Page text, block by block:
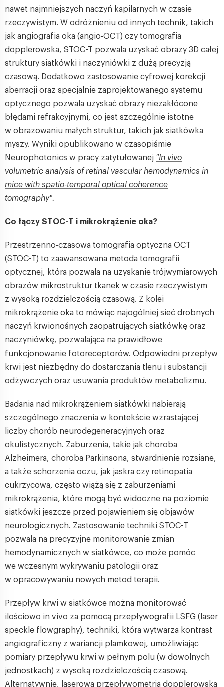
nawet najmniejszych naczyń kapilarnych w czasie
rzeczywistym. W odróżnieniu od innych technik, takich
jak angiografia oka (angio-OCT) czy tomografia
dopplerowska, STOC-T pozwala uzyskać obrazy 3D całej
struktury siatkówki i naczyniówki z dużą precyzją
czasową. Dodatkowo zastosowanie cyfrowej korekcji
aberracji oraz specjalnie zaprojektowanego systemu
optycznego pozwala uzyskać obrazy niezakłócone
błędami refrakcyjnymi, co jest szczególnie istotne
w obrazowaniu małych struktur, takich jak siatkówka
myszy. Wyniki opublikowano w czasopiśmie
Neurophotonics w pracy zatytułowanej "In vivo
volumetric analysis of retinal vascular hemodynamics in
mice with spatio-temporal optical coherence
tomography".
Co łączy STOC-T i mikrokrążenie oka?
Przestrzenno-czasowa tomografia optyczna OCT
(STOC-T) to zaawansowana metoda tomografii
optycznej, która pozwala na uzyskanie trójwymiarowych
obrazów mikrostruktur tkanek w czasie rzeczywistym
z wysoką rozdzielczością czasową. Z kolei
mikrokrążenie oka to mówiąc najogólniej sieć drobnych
naczyń krwionośnych zaopatrujących siatkówkę oraz
naczyniówkę, pozwalająca na prawidłowe
funkcjonowanie fotoreceptorów. Odpowiedni przepływ
krwi jest niezbędny do dostarczania tlenu i substancji
odżywczych oraz usuwania produktów metabolizmu.
Badania nad mikrokrążeniem siatkówki nabierają
szczególnego znaczenia w kontekście wzrastającej
liczby chorób neurodegeneracyjnych oraz
okulistycznych. Zaburzenia, takie jak choroba
Alzheimera, choroba Parkinsona, stwardnienie rozsiane,
a także schorzenia oczu, jak jaskra czy retinopatia
cukrzycowa, często wiążą się z zaburzeniami
mikrokrążenia, które mogą być widoczne na poziomie
siatkówki jeszcze przed pojawieniem się objawów
neurologicznych. Zastosowanie techniki STOC-T
pozwala na precyzyjne monitorowanie zmian
hemodynamicznych w siatkówce, co może pomóc
we wczesnym wykrywaniu patologii oraz
w opracowywaniu nowych metod terapii.
Przepływ krwi w siatkówce można monitorować
ilościowo in vivo za pomocą przepływografii LSFG (laser
speckle flowgraphy), techniki, która wytwarza kontrast
angiograficzny z wariancji plamkowej, umożliwiając
pomiary przepływu krwi w pełnym polu (w dowolnych
jednostkach) z wysoką rozdzielczością czasową.
Alternatywnie, laserowa przepływometria dopplerowska